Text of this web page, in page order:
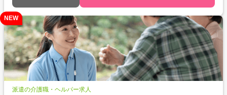
NEW
派遣の介護職・ヘルパー求人